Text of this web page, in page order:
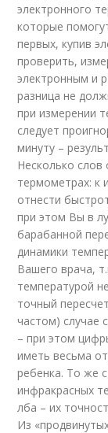
электронного
которые
первых, купив
проверить,
электронным и
разница не
при измерении
следует
минуту –
Несколько
термометрах: к
отнести
при этом Вы в
барабанной
динамики
Вашего врача,
температурой
точный
частом) случае
– при этом
иметь весьма
ребенка. То же
инфракрасных
лба – их
Из